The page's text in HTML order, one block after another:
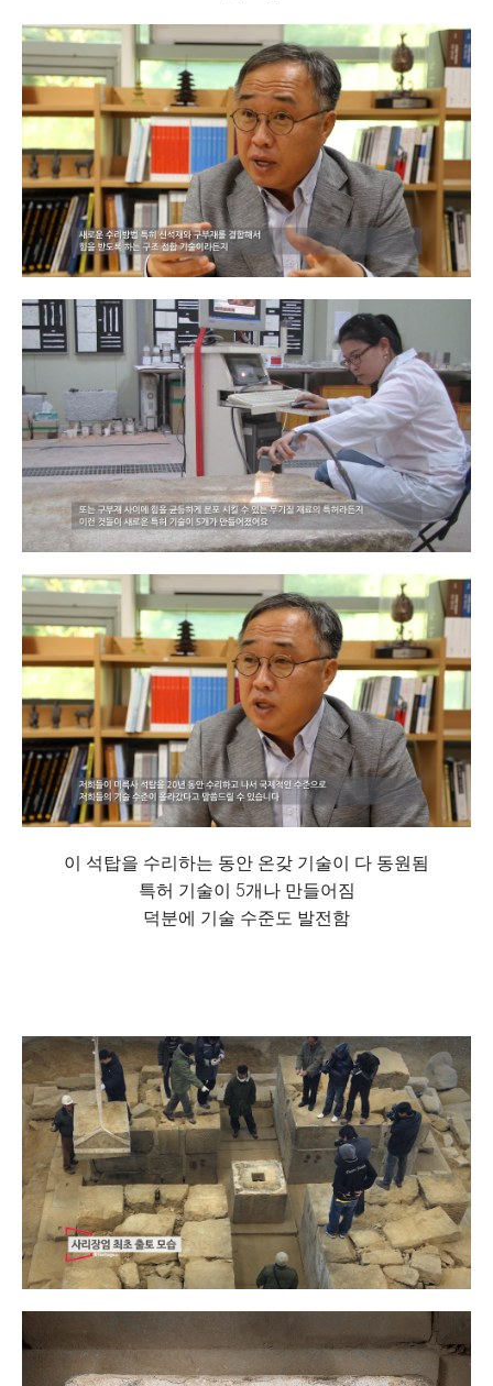
이 석탑을 수리하는 동안 온갖 기술이 다 동원됨
특허 기술이 5개나 만들어짐
덕분에 기술 수준도 발전함